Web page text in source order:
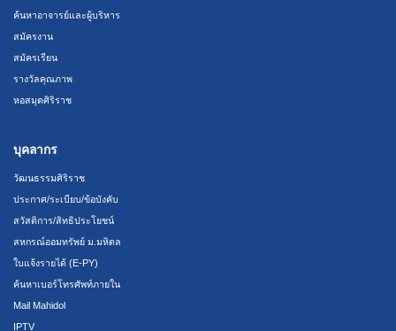
ค้นหาอาจารย์และผู้บริหาร
สมัครงาน
สมัครเรียน
รางวัลคุณภาพ
หอสมุดศิริราช
บุคลากร
วัฒนธรรมศิริราช
ประกาศ/ระเบียบ/ข้อบังคับ
สวัสดิการ/สิทธิประโยชน์
สหกรณ์ออมทรัพย์ ม.มหิดล
ใบแจ้งรายได้ (E-PY)
ค้นหาเบอร์โทรศัพท์ภายใน
Mail Mahidol
IPTV